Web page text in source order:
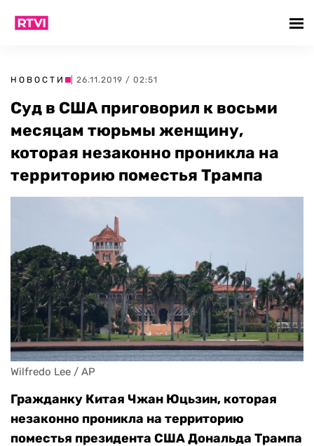
НОВОСТИ | 26.11.2019 / 02:51
Суд в США приговорил к восьми
месяцам тюрьмы женщину,
которая незаконно проникла на
территорию поместья Трампа
Wilfredo Lee / AP
Гражданку Китая Чжан Юцьзин, которая
незаконно проникла на территорию
поместья президента США Дональда Трампа